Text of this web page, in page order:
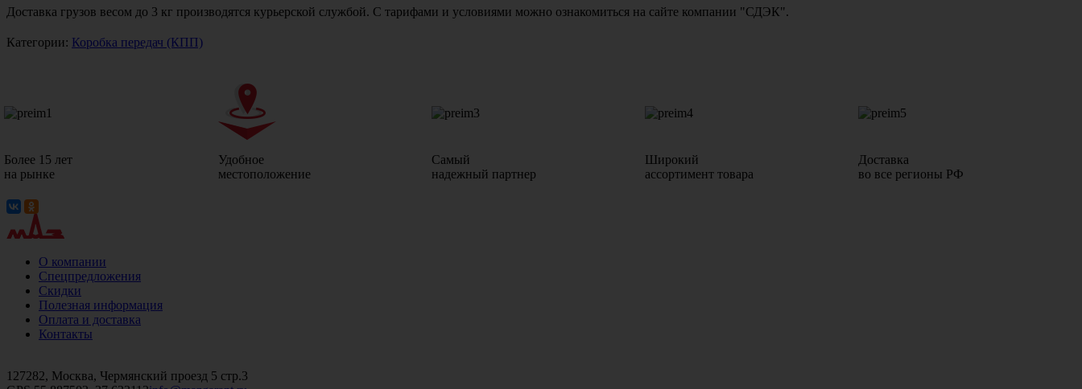
Доставка грузов весом до 3 кг производятся курьерской службой. С тарифами и условиями можно ознакомиться на сайте компании "СДЭК".
Категории: Коробка передач (КПП)
Более 15 лет
на рынке
Удобное
местоположение
Самый
надежный партнер
Широкий
ассортимент товара
Доставка
во все регионы РФ
О компании
Спецпредложения
Скидки
Полезная информация
Оплата и доставка
Контакты
127282, Москва, Чермянский проезд 5 стр.3